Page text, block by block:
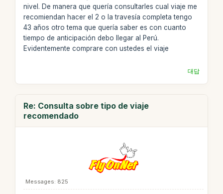
nivel. De manera que quería consultarles cual viaje me
recomiendan hacer el 2 o la travesía completa tengo
43 años otro tema que quería saber es con cuanto
tiempo de anticipación debo llegar al Perú.
Evidentemente comprare con ustedes el viaje
대답
Re: Consulta sobre tipo de viaje
recomendado
Messages: 825